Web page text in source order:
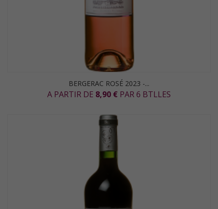
BERGERAC ROSÉ 2023 -...
A PARTIR DE 8,90 € PAR 6 BTLLES